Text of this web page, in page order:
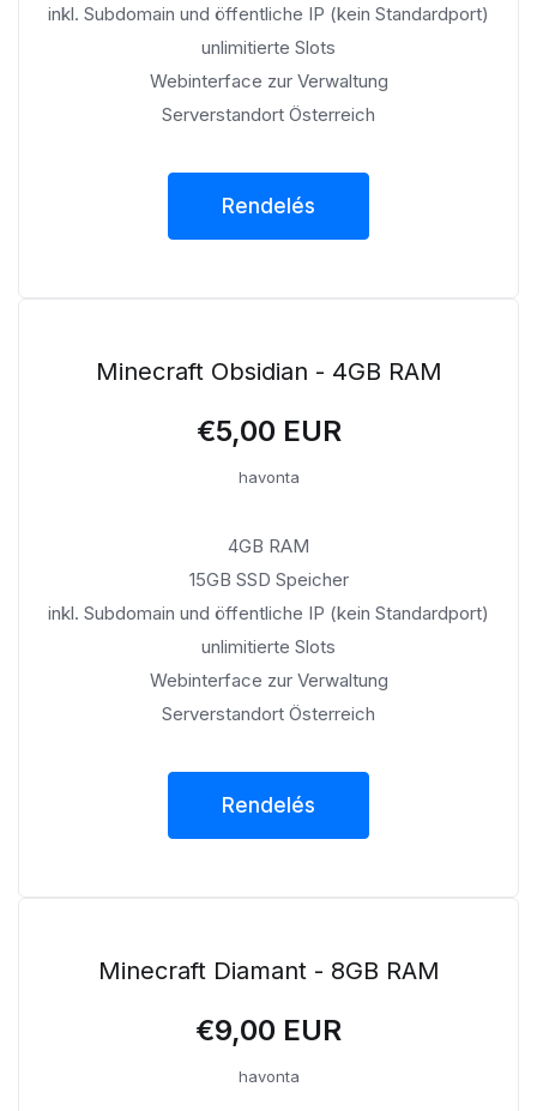
inkl. Subdomain und öffentliche IP (kein Standardport)
unlimitierte Slots
Webinterface zur Verwaltung
Serverstandort Österreich
Rendelés
Minecraft Obsidian - 4GB RAM
€5,00 EUR
havonta
4GB RAM
15GB SSD Speicher
inkl. Subdomain und öffentliche IP (kein Standardport)
unlimitierte Slots
Webinterface zur Verwaltung
Serverstandort Österreich
Rendelés
Minecraft Diamant - 8GB RAM
€9,00 EUR
havonta